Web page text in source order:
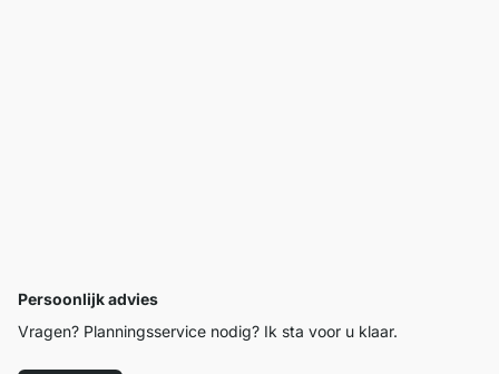
Persoonlijk advies
Vragen? Planningsservice nodig? Ik sta voor u klaar.